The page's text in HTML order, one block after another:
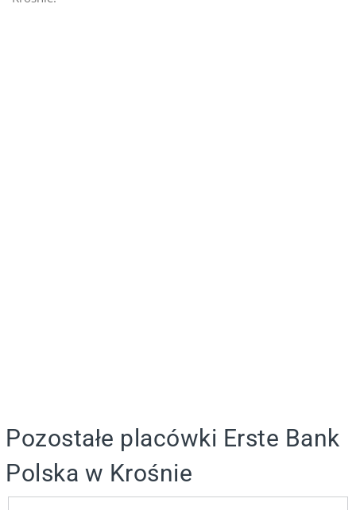
Pozostałe placówki Erste Bank
Polska w Krośnie